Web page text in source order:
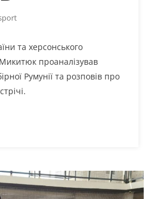
та херсонського
проаналізував
Румунії та розповів про